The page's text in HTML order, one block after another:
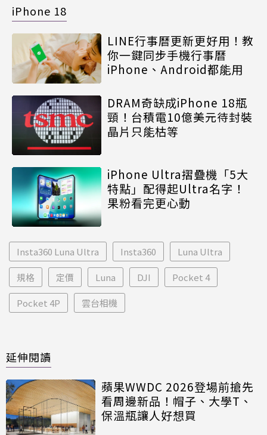
iPhone 18
LINE行事曆更新更好用！教
你一鍵同步手機行事曆
iPhone、Android都能用
DRAM奇缺成iPhone 18瓶
頸！台積電10億美元待封裝
晶片只能枯等
iPhone Ultra摺疊機「5大
特點」配得起Ultra名字！
果粉看完更心動
Insta360 Luna Ultra Insta360 Luna Ultra
規格 定價 Luna DJI Pocket 4
Pocket 4P 雲台相機
延伸閱讀
蘋果WWDC 2026登場前搶先
看周邊新品！帽子、大學T、
保溫瓶讓人好想買